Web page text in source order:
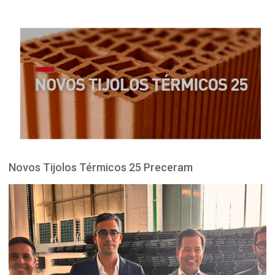
Novos Tijolos Térmicos 25 Preceram